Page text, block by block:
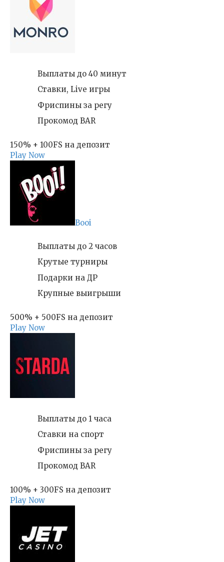
Выплаты до 40 минут
Ставки, Live игры
Фриспины за регу
Прокомод BAR
150% + 100FS на депозит
Play Now
Booi
Выплаты до 2 часов
Крутые турниры
Подарки на ДР
Крупные выигрыши
500% + 500FS на депозит
Play Now
Выплаты до 1 часа
Ставки на спорт
Фриспины за регу
Прокомод BAR
100% + 300FS на депозит
Play Now